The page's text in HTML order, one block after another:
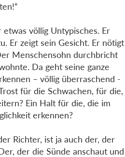
völlig Untypisches. Er
Er zeigt sein Gesicht. Er nötigt
Menschensohn durchbricht
Da geht seine ganze
– völlig überraschend -
für die Schwachen, für die,
Ein Halt für die, die im
erkennen?
Richter, ist ja auch der, der
der die Sünde anschaut und